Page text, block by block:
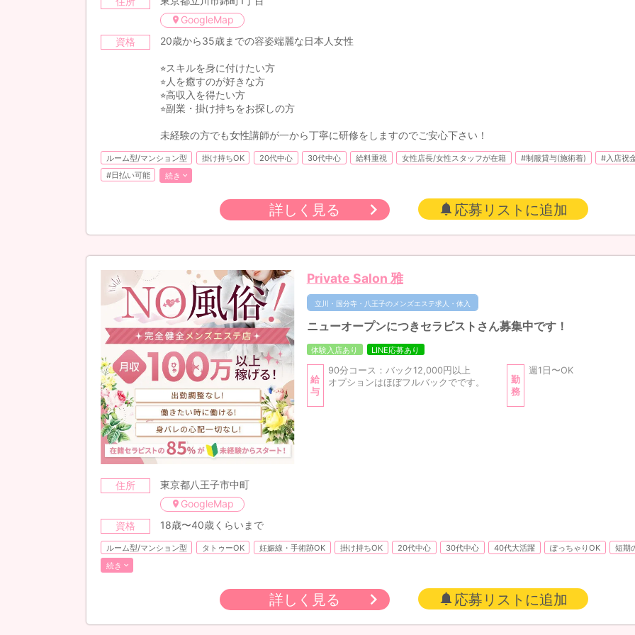
GoogleMap
資格 20歳から35歳までの容姿端麗な日本人女性
⭐︎スキルを身に付けたい方
⭐︎人を癒すのが好きな方
⭐︎高収入を得たい方
⭐︎副業・掛け持ちをお探しの方
未経験の方でも女性講師が一から丁寧に研修をしますのでご安心下さい！
ルーム型/マンション型 掛け持ちOK 20代中心 30代中心 給料重視 女性店長/女性スタッフが在籍 #制服貸与(施術着) #入店祝
#日払い可能 続き
詳しく見る 応募リストに追加
Private Salon 雅
立川・国分寺・八王子のメンズエステ求人・体入
ニューオープンにつきセラピストさん募集中です！
体験入店あり LINE応募あり
給
与
90分コース：バック12,000円以上
オプションはほぼフルバックでです。
勤
務
週1日〜OK
住所
東京都八王子市中町
GoogleMap
資格 18歳〜40歳くらいまで
ルーム型/マンション型 タトゥーOK 妊娠線・手術跡OK 掛け持ちOK 20代中心 30代中心 40代大活躍 ぽっちゃりOK 短期
続き
詳しく見る 応募リストに追加